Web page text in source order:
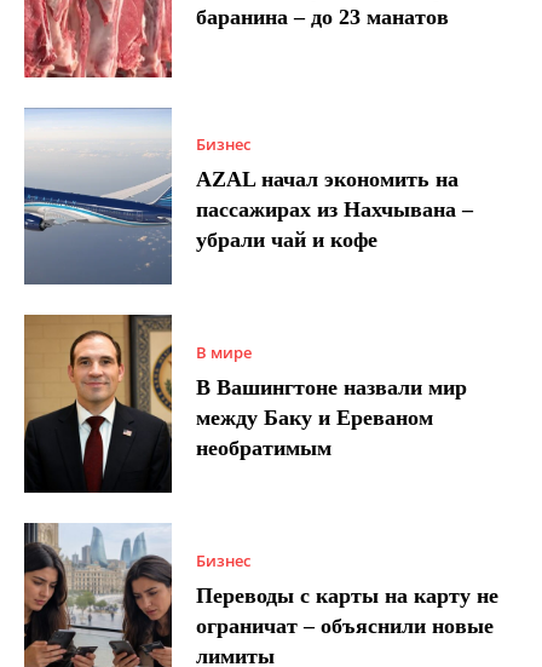
баранина – до 23 манатов
Бизнес
AZAL начал экономить на
пассажирах из Нахчывана –
убрали чай и кофе
В мире
В Вашингтоне назвали мир
между Баку и Ереваном
необратимым
Бизнес
Переводы с карты на карту не
ограничат – объяснили новые
лимиты